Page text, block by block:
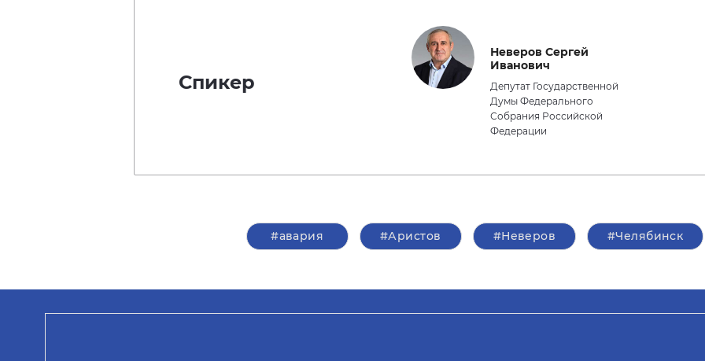
Спикер
Неверов Сергей
Иванович
Депутат Государственной
Думы Федерального
Собрания Российской
Федерации
#авария #Аристов #Неверов #Челябинск